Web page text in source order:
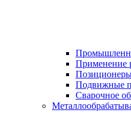
Применение
Подвижные
Сварочное